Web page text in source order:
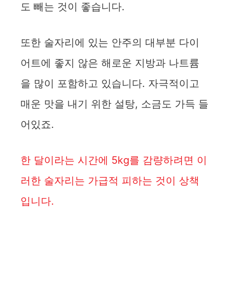
도 빼는 것이 좋습니다.
또한 술자리에 있는 안주의 대부분 다이
어트에 좋지 않은 해로운 지방과 나트륨
을 많이 포함하고 있습니다. 자극적이고
매운 맛을 내기 위한 설탕, 소금도 가득 들
어있죠.
한 달이라는 시간에 5kg를 감량하려면 이
러한 술자리는 가급적 피하는 것이 상책
입니다.